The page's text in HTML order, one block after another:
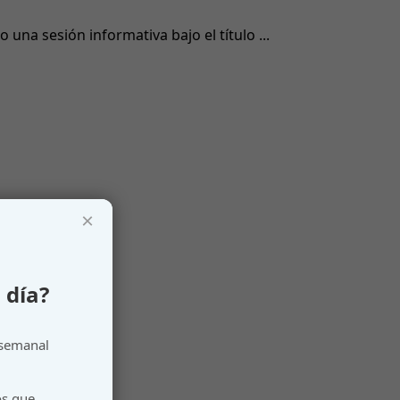
una sesión informativa bajo el título ...
×